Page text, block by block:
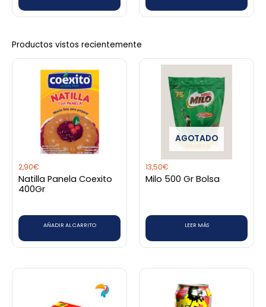
página
producto
página
producto
Productos vistos recientemente
2,90€
Natilla Panela Coexito
400Gr
AÑADIR AL CARRITO
AGOTADO
13,50€
Milo 500 Gr Bolsa
LEER MÁS